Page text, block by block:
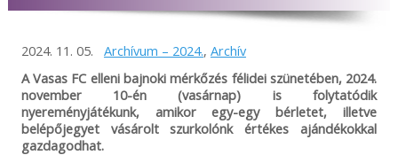
2024. 11. 05. Archívum – 2024., Archív
A Vasas FC elleni bajnoki mérkőzés félidei szünetében, 2024.
november 10-én (vasárnap) is folytatódik
nyereményjátékunk, amikor egy-egy bérletet, illetve
belépőjegyet vásárolt szurkolónk értékes ajándékokkal
gazdagodhat.